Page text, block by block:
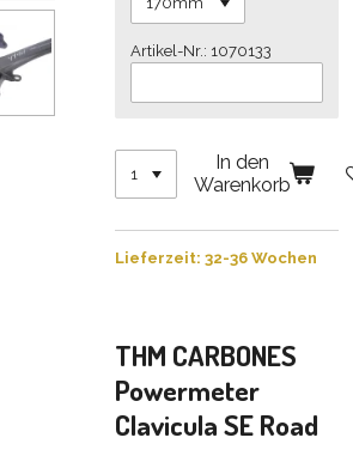
Artikel-Nr.: 1070133
In den
Warenkorb
Lieferzeit: 32-36 Wochen
THM CARBONES
Powermeter
Clavicula SE Road